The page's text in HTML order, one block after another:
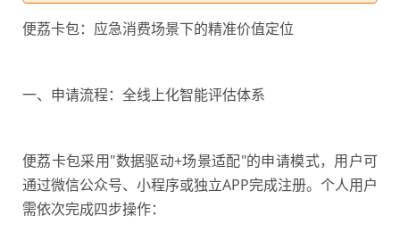
便荔卡包：应急消费场景下的精准价值定位
一、申请流程：全线上化智能评估体系
便荔卡包采用"数据驱动+场景适配"的申请模式，用户可
通过微信公众号、小程序或独立APP完成注册。个人用户
需依次完成四步操作：